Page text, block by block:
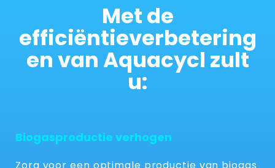
Met de
efficiëntieverbetering
en van Aquacycl zult
u:
Biogasproductie verhogen